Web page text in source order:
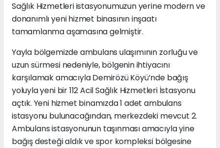
Sağlık Hizmetleri istasyonumuzun yerine modern ve
donanımlı yeni hizmet binasının inşaatı
tamamlanma aşamasına gelmiştir.
Yayla bölgemizde ambulans ulaşımının zorluğu ve
uzun sürmesi nedeniyle, bölgenin ihtiyacını
karşılamak amacıyla Demirözü Köyü’nde bağış
yoluyla yeni bir 112 Acil Sağlık Hizmetleri İstasyonu
açtık. Yeni hizmet binamızda 1 adet ambulans
istasyonu bulunacağından, merkezdeki mevcut 2.
Ambulans istasyonunun taşınması amacıyla yine
bağış desteği aldık ve spor kompleksi bölgesine